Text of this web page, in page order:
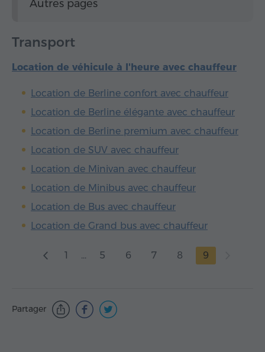
Autres pages
Transport
Location de véhicule à l'heure avec chauffeur
Location de Berline confort avec chauffeur
Location de Berline élégante avec chauffeur
Location de Berline premium avec chauffeur
Location de SUV avec chauffeur
Location de Minivan avec chauffeur
Location de Minibus avec chauffeur
Location de Bus avec chauffeur
Location de Grand bus avec chauffeur
1 ... 5 6 7 8 9
Partager